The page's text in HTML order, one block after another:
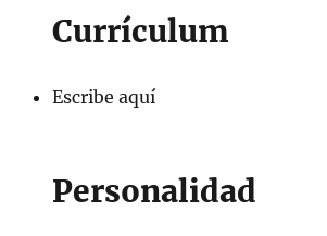
Currículum
Escribe aquí
Personalidad